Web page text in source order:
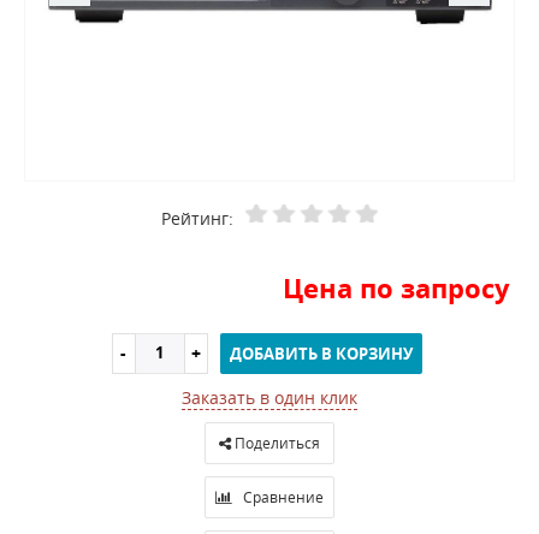
Рейтинг:
Цена по запросу
ДОБАВИТЬ В КОРЗИНУ
Заказать в один клик
Поделиться
Сравнение